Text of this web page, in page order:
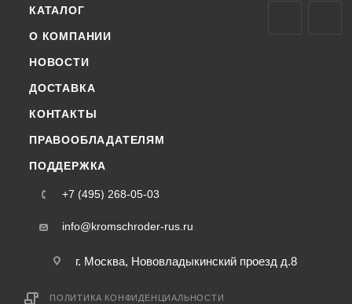
КАТАЛОГ
О КОМПАНИИ
НОВОСТИ
ДОСТАВКА
КОНТАКТЫ
ПРАВООБЛАДАТЕЛЯМ
ПОДДЕРЖКА
+7 (495) 268-05-03
info@kromschroder-rus.ru
г. Москва, Нововладыкинский проезд д.8
ПОЛИТИКА КОНФИДЕНЦИАЛЬНОСТИ